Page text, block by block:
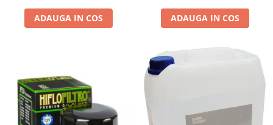
ADAUGA IN COS ADAUGA IN COS